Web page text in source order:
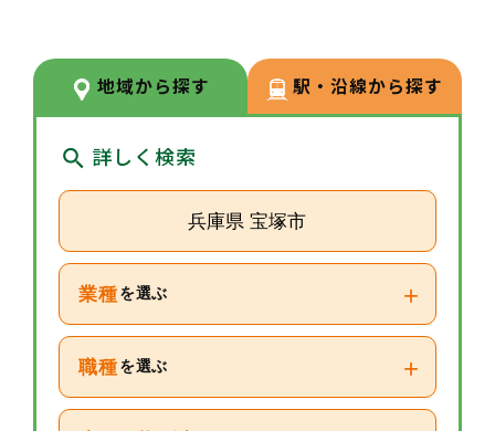
得しております。常にスキルアッ
プや新しいことへのチャレンジが
しやすい環境です。
地域から探す 駅・沿線から探す
詳しく検索
兵庫県 宝塚市
業種 を選ぶ +
職種 を選ぶ +